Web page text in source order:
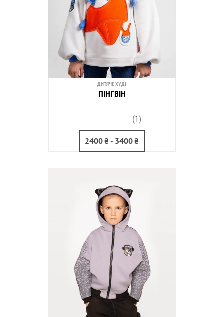
ДИТЯЧЕ ХУДІ
ПІНГВІН
(1)
2400₴ - 3400₴